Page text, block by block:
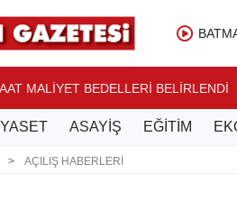
MALİYET BEDELLERİ BELİRLENDİ
ASAYİŞ EĞİTİM
AÇILIŞ HABERLERI